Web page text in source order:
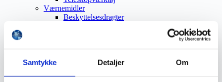
Samtykke Detaljer Om
Værnemidler
Beskyttelsesdragter
Beklædning